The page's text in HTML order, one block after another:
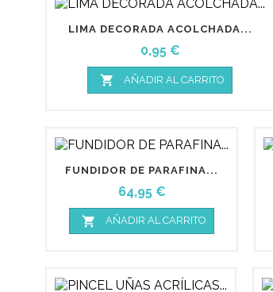
LIMA DECORADA ACOLCHADA...
Precio
0,95 €
 AÑADIR AL CARRITO
FUNDIDOR DE PARAFINA...
Precio
64,95 €
 AÑADIR AL CARRITO